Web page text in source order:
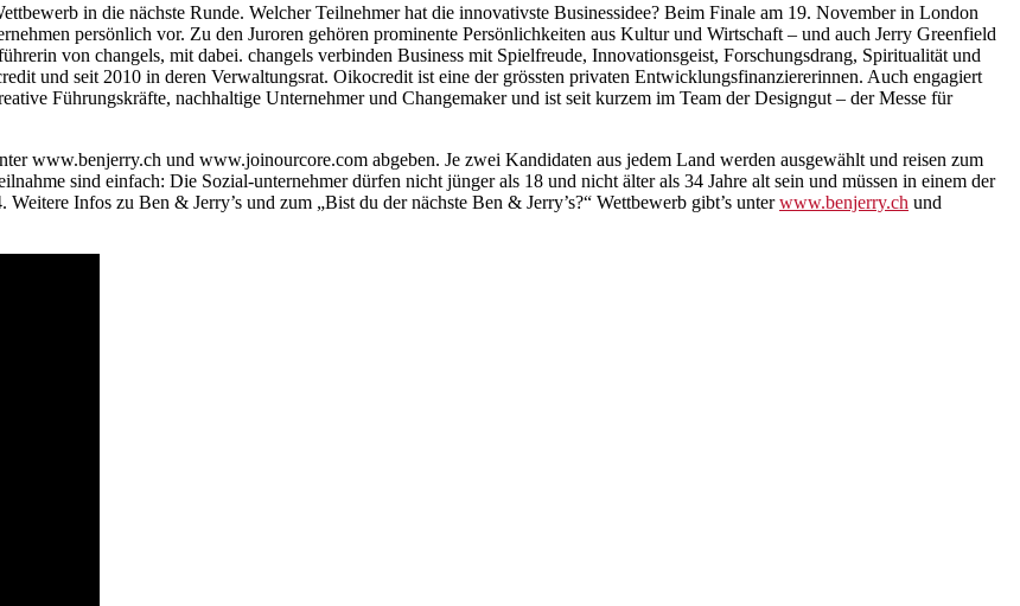
in die nächste Runde. Welcher Teilnehmer hat die innovativste Businessidee? Beim Finale am 19. November in London
persönlich vor. Zu den Juroren gehören prominente Persönlichkeiten aus Kultur und Wirtschaft – und auch Jerry Greenfield
von changels, mit dabei. changels verbinden Business mit Spielfreude, Innovationsgeist, Forschungsdrang, Spiritualität und
und seit 2010 in deren Verwaltungsrat. Oikocredit ist eine der grössten privaten Entwicklungsfinanziererinnen. Auch engagiert
Führungskräfte, nachhaltige Unternehmer und Changemaker und ist seit kurzem im Team der Designgut – der Messe für
www.benjerry.ch und www.joinourcore.com abgeben. Je zwei Kandidaten aus jedem Land werden ausgewählt und reisen zum
sind einfach: Die Sozial-unternehmer dürfen nicht jünger als 18 und nicht älter als 34 Jahre alt sein und müssen in einem der
Infos zu Ben & Jerry’s und zum „Bist du der nächste Ben & Jerry’s?“ Wettbewerb gibt’s unterwww.benjerry.ch und